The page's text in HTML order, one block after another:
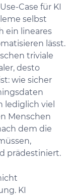
Case für KI
selbst
ein lineares
lässt.
triviale
desto
wie sicher
lediglich viel
Menschen
dem die
prädestiniert.
KI